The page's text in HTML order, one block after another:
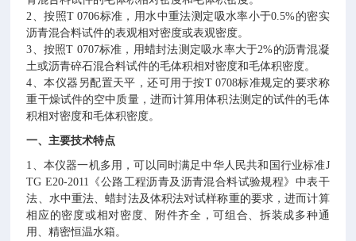
2 、按照T 0706标准，用水中重法测定吸水率小于0.5%的密实
沥青混合料试件的表观相对密度或表观密度。
3 、按照T 0707标准，用蜡封法测定吸水率大于2%的沥青混凝
土或沥青碎石混合料试件的毛体积相对密度和毛体积密度。
4 、本仪器另配置天平，还可用于按T 0708标准规定的要求称
重干燥试件的空中质量，进而计算用体积法测定的试件的毛体
积相对密度和毛体积密度。
一、主要技术特点
1 、本仪器一机多用，可以同时满足中华人民共和国行业标准J
TG E20-2011 《公路工程沥青及沥青混合料试验规程》中表干
法、水中重法、蜡封法及体积法对试样称重的要求，进而计算
相应的密度或相对密度、附件齐全，可组合、拆装成多种通
用、精密恒温水箱。